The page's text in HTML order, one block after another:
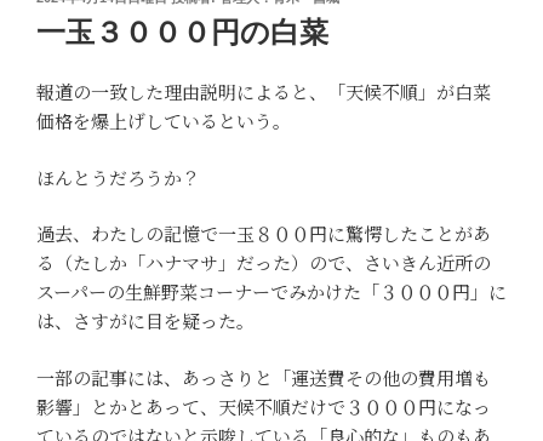
一玉３０００円の白菜
報道の一致した理由説明によると、「天候不順」が白菜
価格を爆上げしているという。
ほんとうだろうか？
過去、わたしの記憶で一玉８００円に驚愕したことがあ
る（たしか「ハナマサ」だった）ので、さいきん近所の
スーパーの生鮮野菜コーナーでみかけた「３０００円」に
は、さすがに目を疑った。
一部の記事には、あっさりと「運送費その他の費用増も
影響」とかとあって、天候不順だけで３０００円になっ
ているのではないと示唆している「良心的な」ものもあ